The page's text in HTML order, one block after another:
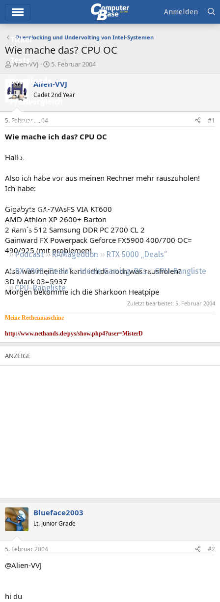
Ticker
Tests
Downloads
Preisvergleich
Forum
Aktuelles
Empfohlene Inhalte
Neue Beiträge
Neueste Aktivitäten
Leserartikel
Regeln
Podcast RAMageddon
RTX 5000 „Deals“
RX 9000 „Deals“
Ideale Gaming-PCs
GPU-Rangliste
CPU-Rangliste
Anmelden
Overclocking und Undervolting von Intel-Systemen
Wie mache das? CPU OC
E
s
t
e
l
e
r
Alien-VVJ
E
s
e
t
a
5. Februar 2004
Alien-VVJ
Cadet 2nd Year
5. Februar 2004 #1
Wie mache ich das? CPU OC
Hallo,
Also ich habe vor aus meinen Rechner mehr rauszuholen!
Ich habe:
Gigabyte GA-7VAsFS VIA KT600
AMD Athlon XP 2600+ Barton
2 Ram´s 512 Samsung DDR PC 2700 CL 2
Gainward FX Powerpack Geforce FX5900 400/700 OC=
490/925 (mit problemen)
Also was meint ihr kann ich da noch was rausholen?
3D Mark 03=5937
Morgen bekomme ich die Sharkoon Heatpipe
Zuletzt bearbeitet: 5. Februar 2004
Meine Rechenmaschine
http://www.nethands.de/pys/show.php4?user=MisterD
Blueface2003
Lt. Junior Grade
5. Februar 2004 #2
@Alien-VVJ
hi du